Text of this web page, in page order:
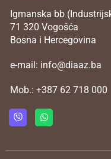
Igmanska bb
71 320 Vogošća
Bosna i Hercegovina
e-mail: info@diaaz.ba
Mob.: +387 62 718 000